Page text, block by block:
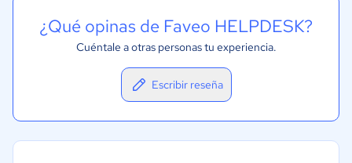
¿Qué opinas de Faveo HELPDESK?
Cuéntale a otras personas tu experiencia.
Escribir reseña